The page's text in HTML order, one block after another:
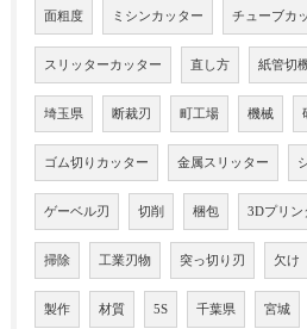
面粗度 ミシンカッター チューブカ
スリッターカッター 直し方 紙管切
埼玉県 断裁刃 町工場 機械
ゴム切りカッター 金属スリッター
ゲーベル刃 切削 梱包 3Dプリン
掃除 工業刃物 突っ切り刃 欠け
製作 材質 5S 千葉県 宮城